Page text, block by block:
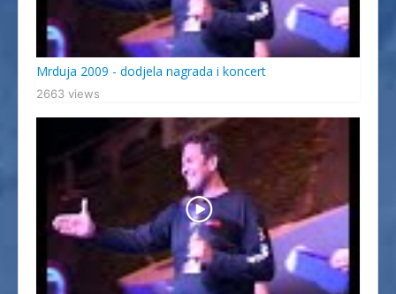
Mrduja 2009 - dodjela nagrada i koncert
2663 views